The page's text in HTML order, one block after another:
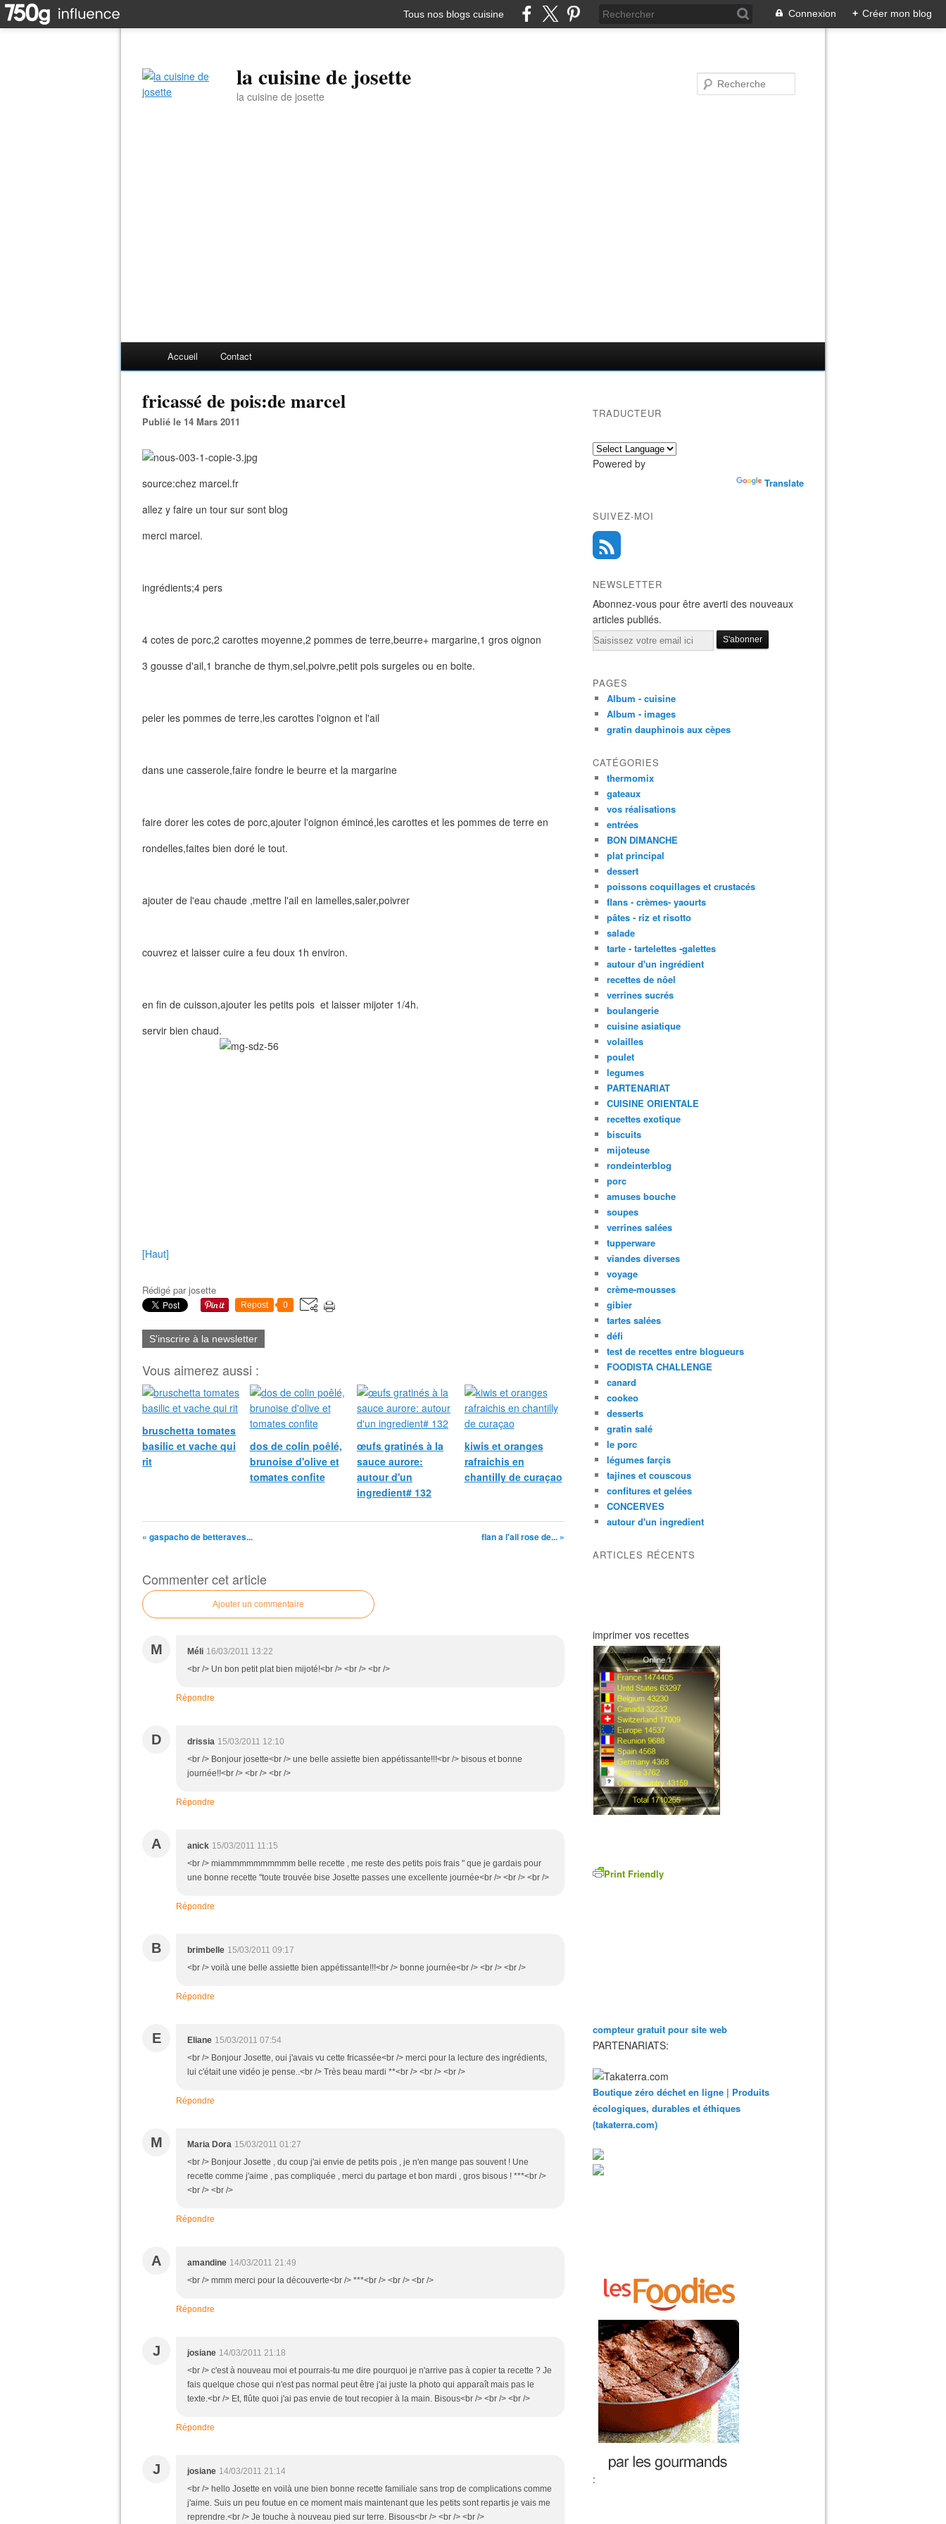
Tous nos blogs cuisine Connexion + Créer mon blog
la cuisine de josette
la cuisine de josette
Accueil Contact
fricassé de pois:de marcel
Publié le 14 Mars 2011
source:chez marcel.fr
allez y faire un tour sur sont blog
merci marcel.
ingrédients;4 pers
4 cotes de porc,2 carottes moyenne,2 pommes de terre,beurre+ margarine,1 gros oignon
3 gousse d'ail,1 branche de thym,sel,poivre,petit pois surgeles ou en boite.
peler les pommes de terre,les carottes l'oignon et l'ail
dans une casserole,faire fondre le beurre et la margarine
faire dorer les cotes de porc,ajouter l'oignon émincé,les carottes et les pommes de terre en
rondelles,faites bien doré le tout.
ajouter de l'eau chaude ,mettre l'ail en lamelles,saler,poivrer
couvrez et laisser cuire a feu doux 1h environ.
en fin de cuisson,ajouter les petits pois et laisser mijoter 1/4h.
servir bien chaud.
[Haut]
Rédigé parjosette
Repost 0
S'inscrire à la newsletter
Vous aimerez aussi :
bruschetta tomates
basilic et vache qui
rit
dos de colin poêlé,
brunoise d'olive et
tomates confite
œufs gratinés à la
sauce aurore:
autour d'un
ingredient# 132
kiwis et oranges
rafraichis en
chantilly de curaçao
« gaspacho de betteraves... flan a l'ail rose de... »
Commenter cet article
Ajouter un commentaire
M Méli 16/03/2011 13:22
<br /> Un bon petit plat bien mijoté!<br /> <br /> <br />
Répondre
D drissia 15/03/2011 12:10
<br /> Bonjour josette<br /> une belle assiette bien appétissante!!!<br /> bisous et bonne
journée!!<br /> <br /> <br />
Répondre
A anick 15/03/2011 11:15
<br /> miammmmmmmmmm belle recette , me reste des petits pois frais " que je gardais pour
une bonne recette "toute trouvée bise Josette passes une excellente journée<br /> <br /> <br />
Répondre
B brimbelle 15/03/2011 09:17
<br /> voilà une belle assiette bien appétissante!!!<br /> bonne journée<br /> <br /> <br />
Répondre
E Eliane 15/03/2011 07:54
<br /> Bonjour Josette, oui j'avais vu cette fricassée<br /> merci pour la lecture des ingrédients,
lui c'était une vidéo je pense..<br /> Très beau mardi **<br /> <br /> <br />
Répondre
M Maria Dora 15/03/2011 01:27
<br /> Bonjour Josette , du coup j'ai envie de petits pois , je n'en mange pas souvent ! Une
recette comme j'aime , pas compliquée , merci du partage et bon mardi , gros bisous ! ***<br />
<br /> <br />
Répondre
A amandine 14/03/2011 21:49
<br /> mmm merci pour la découverte<br /> ***<br /> <br /> <br />
Répondre
J josiane 14/03/2011 21:18
<br /> c'est à nouveau moi et pourrais-tu me dire pourquoi je n'arrive pas à copier ta recette ? Je
fais quelque chose qui n'est pas normal peut être j'ai juste la photo qui apparaît mais pas le
texte.<br /> Et, flûte quoi j'ai pas envie de tout recopier à la main. Bisous<br /> <br /> <br />
Répondre
J josiane 14/03/2011 21:14
<br /> hello Josette en voilà une bien bonne recette familiale sans trop de complications comme
j'aime. Suis un peu foutue en ce moment mais maintenant que les petits sont repartis je vais me
reprendre.<br /> Je touche à nouveau pied sur terre. Bisous<br /> <br /> <br />
TRADUCTEUR
Powered by
Translate
SUIVEZ-MOI
NEWSLETTER
Abonnez-vous pour être averti des nouveaux
articles publiés.
Email
PAGES
Album - cuisine
Album - images
gratin dauphinois aux cèpes
CATÉGORIES
thermomix
gateaux
vos réalisations
entrées
BON DIMANCHE
plat principal
dessert
poissons coquillages et crustacés
flans - crèmes- yaourts
pâtes - riz et risotto
salade
tarte - tartelettes -galettes
autour d'un ingrédient
recettes de nôel
verrines sucrés
boulangerie
cuisine asiatique
volailles
poulet
legumes
PARTENARIAT
CUISINE ORIENTALE
recettes exotique
biscuits
mijoteuse
rondeinterblog
porc
amuses bouche
soupes
verrines salées
tupperware
viandes diverses
voyage
crème-mousses
gibier
tartes salées
défi
test de recettes entre blogueurs
FOODISTA CHALLENGE
canard
cookeo
desserts
gratin salé
le porc
légumes farçis
tajines et couscous
confitures et gelées
CONCERVES
autour d'un ingredient
ARTICLES RÉCENTS
imprimer vos recettes
Print Friendly
compteur gratuit pour site web
PARTENARIATS:
Boutique zéro déchet en ligne | Produits
écologiques, durables et éthiques
(takaterra.com)
: